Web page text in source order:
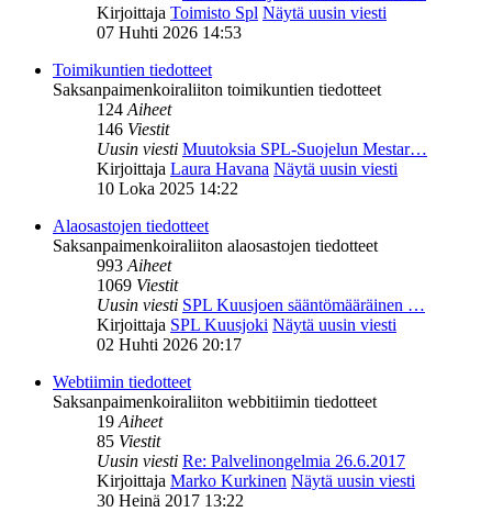
Kirjoittaja Toimisto Spl Näytä uusin viesti
07 Huhti 2026 14:53
Toimikuntien tiedotteet
Saksanpaimenkoiraliiton toimikuntien tiedotteet
124Aiheet
146 Viestit
Uusin viesti Muutoksia SPL-Suojelun Mestar…
Kirjoittaja Laura Havana Näytä uusin viesti
10 Loka 2025 14:22
Alaosastojen tiedotteet
Saksanpaimenkoiraliiton alaosastojen tiedotteet
993Aiheet
1069 Viestit
Uusin viesti SPL Kuusjoen sääntömääräinen …
Kirjoittaja SPL Kuusjoki Näytä uusin viesti
02 Huhti 2026 20:17
Webtiimin tiedotteet
Saksanpaimenkoiraliiton webbitiimin tiedotteet
19Aiheet
85 Viestit
Uusin viesti Re: Palvelinongelmia 26.6.2017
Kirjoittaja Marko Kurkinen Näytä uusin viesti
30 Heinä 2017 13:22